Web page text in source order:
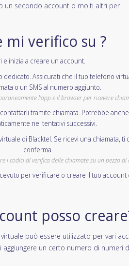
un secondo account o molti altri per .
mi verifico su ?
e inizia a creare un account.
Assicurati che il tuo telefono
o un SMS al numero aggiunto.
l'app e il browser per ricevere
tramite chiamata. Potrebbe
nei tentativi successivi.
di Blacktel. Se ricevi una chiamata,
conferma.
i codici di verifica delle chiamate su un pezzo di
per verificare o creare il tuo account
posso
può essere utilizzato per vari
un certo numero di numeri